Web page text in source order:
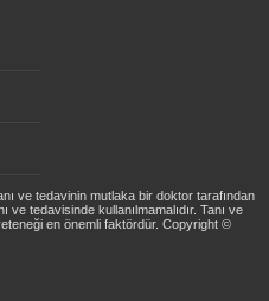
ve tedavinin mutlaka bir doktor tarafından
ve tedavisinde kullanılmamalıdır. Tanı ve
en önemli faktördür. Copyright ©